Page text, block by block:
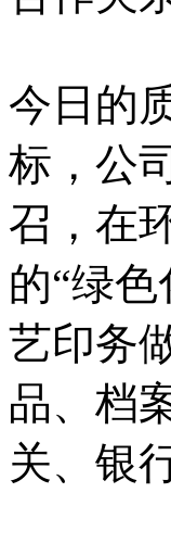
机
备
广
深
机
肥
有
今日的
标，公
召，在
的“绿
艺印务
品、档
关、银